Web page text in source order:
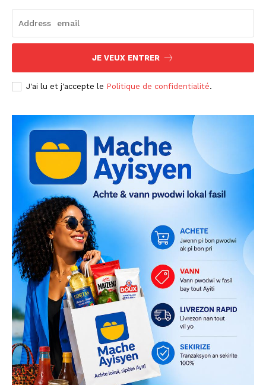
JE VEUX ENTRER
J'ai lu et j'accepte le Politique de confidentialité.